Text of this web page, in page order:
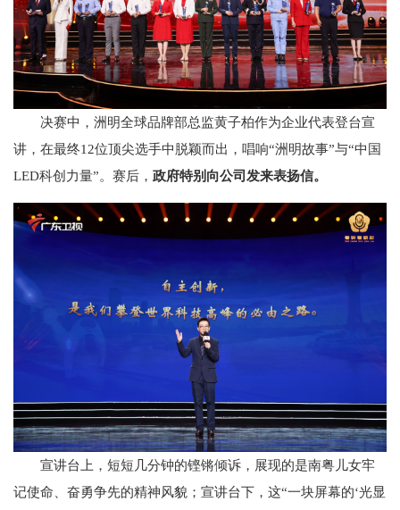
决赛中，洲明全球品牌部总监黄子柏作为企业代表登台宣
讲，在最终12位顶尖选手中脱颖而出，唱响“洲明故事”与“中国
LED科创力量”。赛后， 政府特别向公司发来表扬信。
宣讲台上，短短几分钟的铿锵倾诉，展现的是南粤儿女牢
记使命、奋勇争先的精神风貌；宣讲台下，这“一块屏幕的‘光显